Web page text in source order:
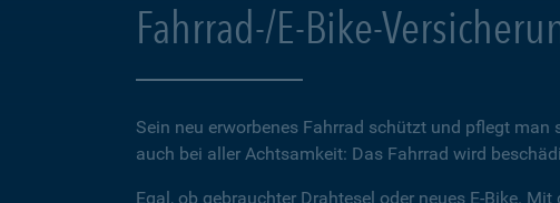
Fahrrad-/E-Bike-
Sein neu erworbenes Fahrrad schützt und pflegt
auch bei aller Achtsamkeit: Das Fahrrad wird
Egal, ob gebrauchter Drahtesel oder neues E-Bike.